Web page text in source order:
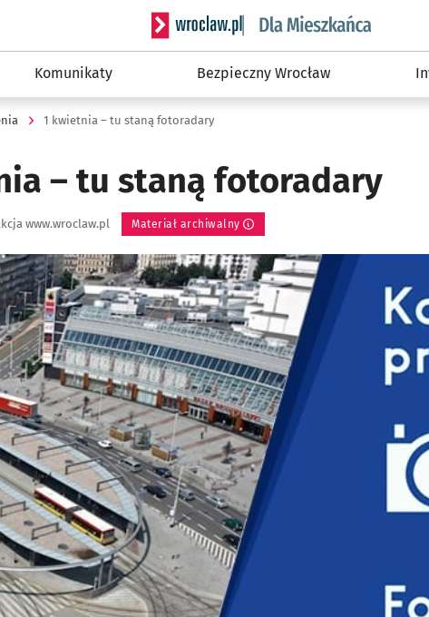
Serwis informacyjny wroclaw.pl podserwis:
Komunikaty Bezpieczny Wrocław
1 kwietnia – tu staną fotoradary
– tu staną fotoradary
www.wroclaw.pl Materiał archiwalny